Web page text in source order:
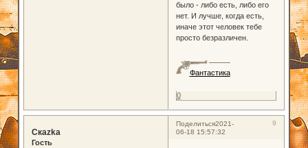
было - либо есть, либо его
нет. И лучше, когда есть,
иначе этот человек тебе
просто безразличен.
Фантастика
0
Поделиться 9
2021-
06-18 15:57:32
Скаzka
Гость